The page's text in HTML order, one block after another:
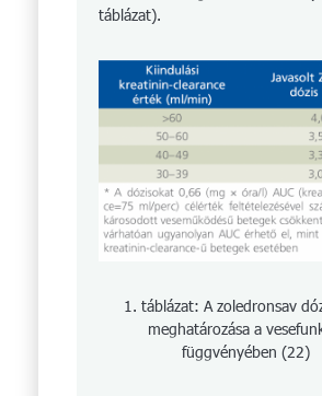
táblázat).
1. táblázat: A zoledronsav
meghatározása a
függvényében (22)